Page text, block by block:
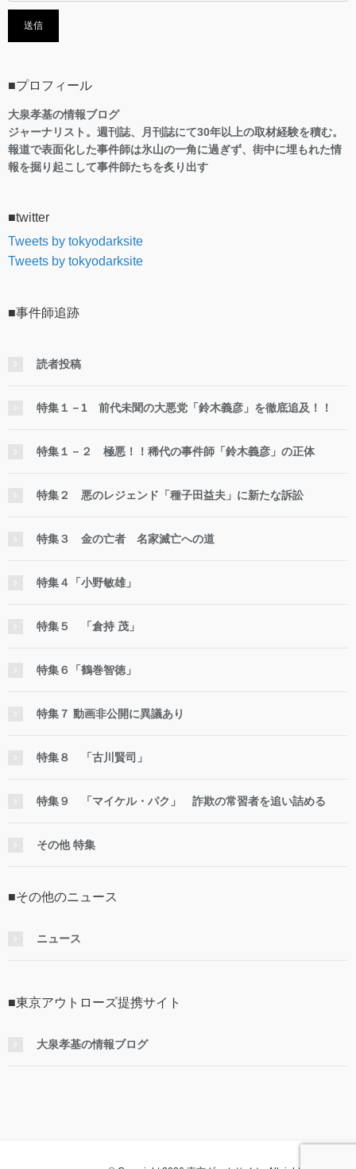
■プロフィール
大泉孝基の情報ブログ
ジャーナリスト。週刊誌、月刊誌にて30年以上の取材経験を積む。
報道で表面化した事件師は氷山の一角に過ぎず、街中に埋もれた情
報を掘り起こして事件師たちを炙り出す
■twitter
Tweets by tokyodarksite
Tweets by tokyodarksite
■事件師追跡
読者投稿
特集１－1 前代未聞の大悪党「鈴木義彦」を徹底追及！！
特集１－２ 極悪！！稀代の事件師「鈴木義彦」の正体
特集２ 悪のレジェンド「種子田益夫」に新たな訴訟
特集３ 金の亡者 名家滅亡への道
特集４「小野敏雄」
特集５ 「倉持 茂」
特集６「鶴巻智徳」
特集７ 動画非公開に異議あり
特集８ 「古川賢司」
特集９ 「マイケル・パク」 詐欺の常習者を追い詰める
その他 特集
■その他のニュース
ニュース
■東京アウトローズ提携サイト
大泉孝基の情報ブログ